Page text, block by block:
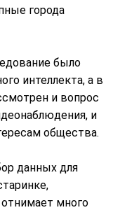
города
было
интеллекта, а в
и вопрос
и
общества.
данных для
много